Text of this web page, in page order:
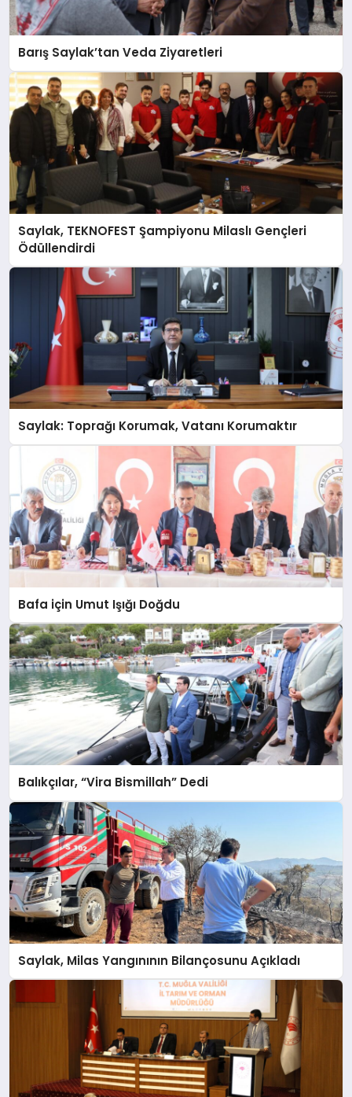
KÖŞE YAZILARI
YAŞAM
SPOR
MUĞLA
Barış Saylak’tan Veda Ziyaretleri
Saylak, TEKNOFEST Şampiyonu Milaslı Gençleri
Ödüllendirdi
Saylak: Toprağı Korumak, Vatanı Korumaktır
Bafa için Umut Işığı Doğdu
Balıkçılar, “Vira Bismillah” Dedi
Saylak, Milas Yangınının Bilançosunu Açıkladı